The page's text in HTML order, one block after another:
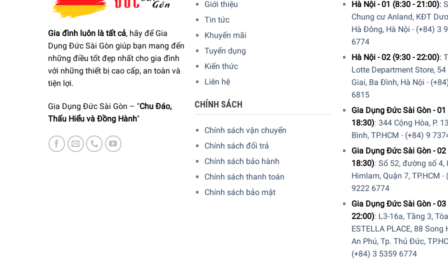
Gia đình luôn là tất cả, hãy để Gia
Dụng Đức Sài Gòn giúp bạn mang đến
những điều tốt đẹp nhất cho gia đình
với những thiết bị cao cấp, an toàn và
tiện lợi.
Gia Dụng Đức Sài Gòn – "Chu Đáo,
Thấu Hiểu và Đồng Hành"
Giới thiệu
Tin tức
Khuyến mãi
Tuyển dụng
Kiến thức
Liên hệ
CHÍNH SÁCH
Chính sách vận chuyển
Chính sách đổi trả
Chính sách bảo hành
Chính sách thanh toán
Chính sách bảo mật
Hà Nội - 01 (8:30 - 21:00):
Chung cư Anland, KĐT
Hà Đông, Hà Nội - (+84) 3
6774
Hà Nội - 02 (9:30 - 22:00):
Lotte Department Store, 54
Giai, Ba Đình, Hà Nội -
6815
Gia Dụng Đức Sài Gòn - 01
18:30): 344 Cộng Hòa, P.
Bình, TP.HCM - (+84) 9
Gia Dụng Đức Sài Gòn - 02
18:30): Số 52, đường số 4,
Himlam, Quận 7, TP.HCM -
9222 6774
Gia Dụng Đức Sài Gòn - 03
22:00): L3-16a, Tầng 3,
ESTELLA PLACE, 88 Song
An Phú, Tp. Thủ Đức,
(+84) 3 5359 6774